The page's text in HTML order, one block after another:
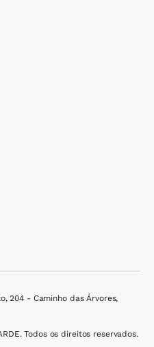
204 - Caminho das Árvores,
Todos os direitos reservados.